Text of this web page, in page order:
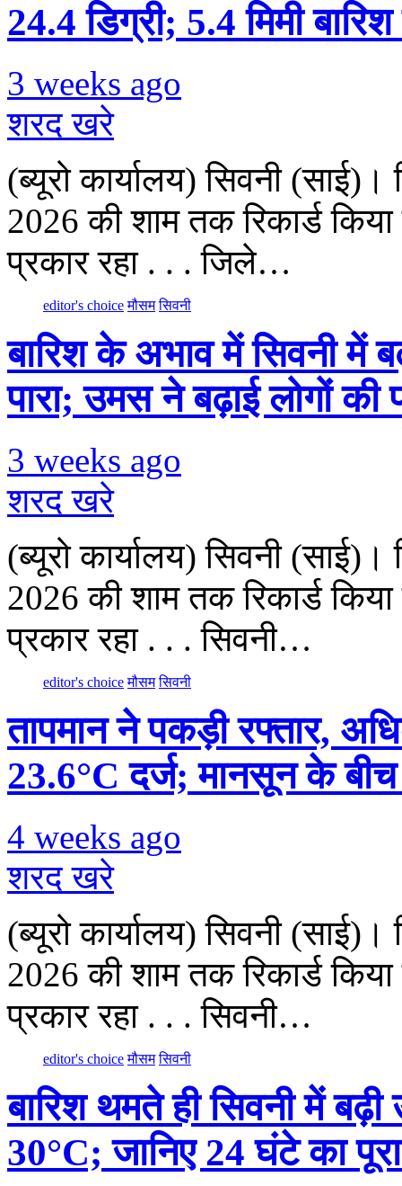
24.4 डिग्री; 5.4 मिमी बारिश
3 weeks ago
शरद खरे
(ब्यूरो कार्यालय) सिवनी
2026 की शाम तक रिकार्ड
प्रकार रहा . . . जिले…
editor's choice मौसम सिवनी
बारिश के अभाव में सिवनी में
पारा; उमस ने बढ़ाई लोगों की
3 weeks ago
शरद खरे
(ब्यूरो कार्यालय) सिवनी
2026 की शाम तक रिकार्ड
प्रकार रहा . . . सिवनी…
editor's choice मौसम सिवनी
तापमान ने पकड़ी रफ्तार,
23.6°C दर्ज; मानसून के
4 weeks ago
शरद खरे
(ब्यूरो कार्यालय) सिवनी
2026 की शाम तक रिकार्ड
प्रकार रहा . . . सिवनी…
editor's choice मौसम सिवनी
बारिश थमते ही सिवनी में
30°C; जानिए 24 घंटे का